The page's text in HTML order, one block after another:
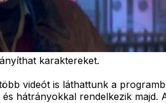
karaktereket.
videót is láthattunk a
hátrányokkal rendelkezik